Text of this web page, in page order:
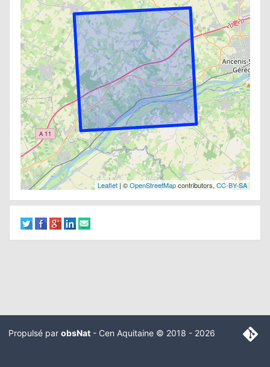
Leaflet| ©OpenStreetMapcontributors, CC-BY-SA
Propulsé par obsNat- Cen Aquitaine© 2018 - 2026